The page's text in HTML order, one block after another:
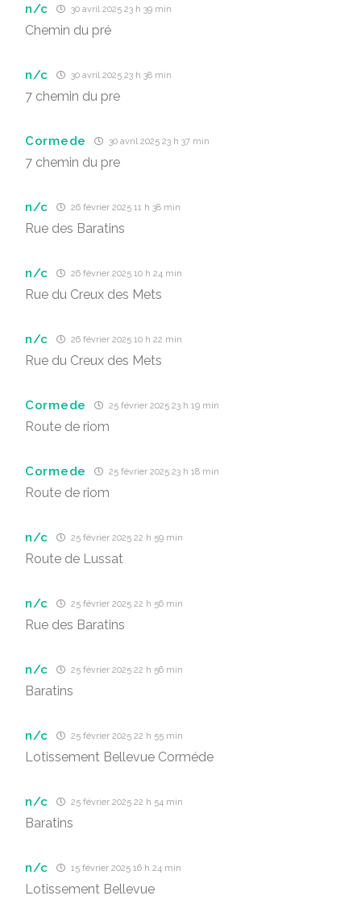
n/c 30 avril 2025 23 h 39 min
Chemin du pré
n/c 30 avril 2025 23 h 38 min
7 chemin du pre
Cormede 30 avril 2025 23 h 37 min
7 chemin du pre
n/c 26 février 2025 11 h 38 min
Rue des Baratins
n/c 26 février 2025 10 h 24 min
Rue du Creux des Mets
n/c 26 février 2025 10 h 22 min
Rue du Creux des Mets
Cormede 25 février 2025 23 h 19 min
Route de riom
Cormede 25 février 2025 23 h 18 min
Route de riom
n/c 25 février 2025 22 h 59 min
Route de Lussat
n/c 25 février 2025 22 h 56 min
Rue des Baratins
n/c 25 février 2025 22 h 56 min
Baratins
n/c 25 février 2025 22 h 55 min
Lotissement Bellevue Corméde
n/c 25 février 2025 22 h 54 min
Baratins
n/c 15 février 2025 16 h 24 min
Lotissement Bellevue